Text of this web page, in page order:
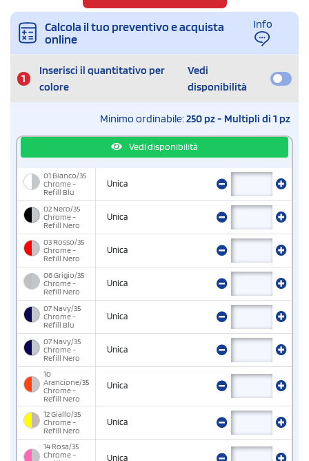
Calcola il tuo preventivo e acquista
online
Info
1
Inserisci il quantitativo per
colore
Vedi
disponibilità
Minimo ordinabile:250 pz - Multipli di 1 pz
Vedi disponibilità
01 Bianco/35
Chrome -
Refill Blu
Unica
02 Nero/35
Chrome -
Refill Nero
Unica
03 Rosso/35
Chrome -
Refill Nero
Unica
06 Grigio/35
Chrome -
Refill Nero
Unica
07 Navy/35
Chrome -
Refill Blu
Unica
07 Navy/35
Chrome -
Refill Nero
Unica
10
Arancione/35
Chrome -
Refill Nero
Unica
12 Giallo/35
Chrome -
Refill Nero
Unica
14 Rosa/35
Chrome -
Unica